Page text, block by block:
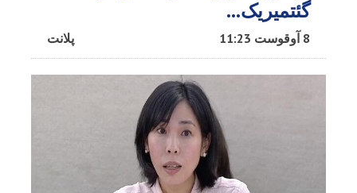
گئتمیریک...
پلانت 8 آوقوست 11:23